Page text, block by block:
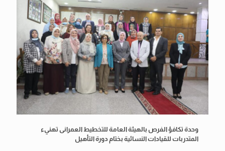
وحدة تكافؤ الفرص بالهيئة العامة للتخطيط العمرانى تهنيء
المتدربات للقيادات النسائية بختام دورة التأهيل